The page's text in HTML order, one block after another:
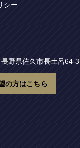
シー
長野県佐久市長土呂64-3
の方はこちら